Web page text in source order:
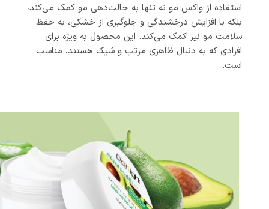
استفاده از واکس مو نه تنها به حالت‌دهی مو کمک می‌کند،
بلکه با افزایش درخشندگی و جلوگیری از خشکی، به حفظ
سلامت مو نیز کمک می‌کند. این محصول به ویژه برای
افرادی که به دنبال ظاهری مرتب و شیک هستند، مناسب
است.